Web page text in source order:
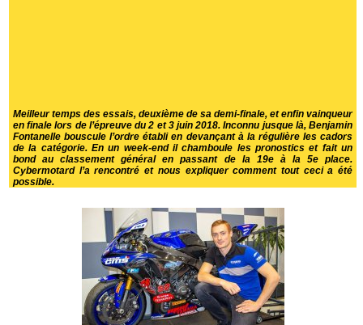
Meilleur temps des essais, deuxième de sa demi-finale, et enfin vainqueur
en finale lors de l’épreuve du 2 et 3 juin 2018. Inconnu jusque là, Benjamin
Fontanelle bouscule l’ordre établi en devançant à la régulière les cadors
de la catégorie. En un week-end il chamboule les pronostics et fait un
bond au classement général en passant de la 19e à la 5e place.
Cybermotard l’a rencontré et nous expliquer comment tout ceci a été
possible.